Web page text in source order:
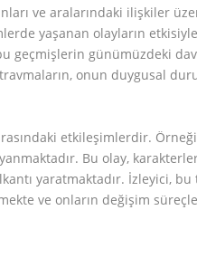
ve aralarındaki ilişkiler
yaşanan olayların
geçmişlerin günümüzdeki
onun duygusal
etkileşimlerdir.
Bu olay,
yaratmaktadır. İzleyici, bu
ve onların değişim